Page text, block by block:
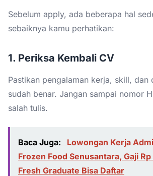
Sebelum apply, ada beberapa hal
sebaiknya kamu perhatikan:
1. Periksa Kembali CV
Pastikan pengalaman kerja, skill, dan
sudah benar. Jangan sampai nomor
salah tulis.
Baca Juga:
Lowongan Kerja
Frozen Food Senusantara, Gaji
Fresh Graduate Bisa Daftar